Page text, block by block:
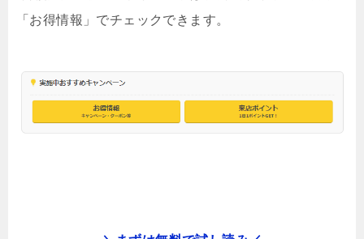
「お得情報」でチェックできます。